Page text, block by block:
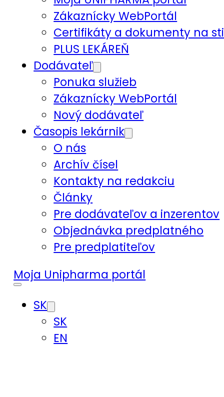
Zákaznícky WebPortál
Certifikáty a dokumenty na
PLUS LEKÁREŇ
Dodávateľ
Ponuka služieb
Zákaznícky WebPortál
Nový dodávateľ
Časopis lekárnik
O nás
Archív čísel
Kontakty na redakciu
Články
Pre dodávateľov a inzerentov
Objednávka predplatného
Pre predplatiteľov
Moja Unipharma portál
SK
SK
EN